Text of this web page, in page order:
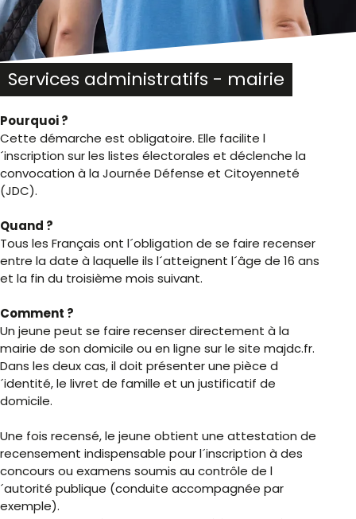
Services administratifs - mairie
Pourquoi ?
Cette démarche est obligatoire. Elle facilite l
´inscription sur les listes électorales et déclenche la
convocation à la Journée Défense et Citoyenneté
(JDC).
Quand ?
Tous les Français ont l´obligation de se faire recenser
entre la date à laquelle ils l´atteignent l´âge de 16 ans
et la fin du troisième mois suivant.
Comment ?
Un jeune peut se faire recenser directement à la
mairie de son domicile ou en ligne sur le site majdc.fr.
Dans les deux cas, il doit présenter une pièce d
´identité, le livret de famille et un justificatif de
domicile.
Une fois recensé, le jeune obtient une attestation de
recensement indispensable pour l´inscription à des
concours ou examens soumis au contrôle de l
´autorité publique (conduite accompagnée par
exemple).